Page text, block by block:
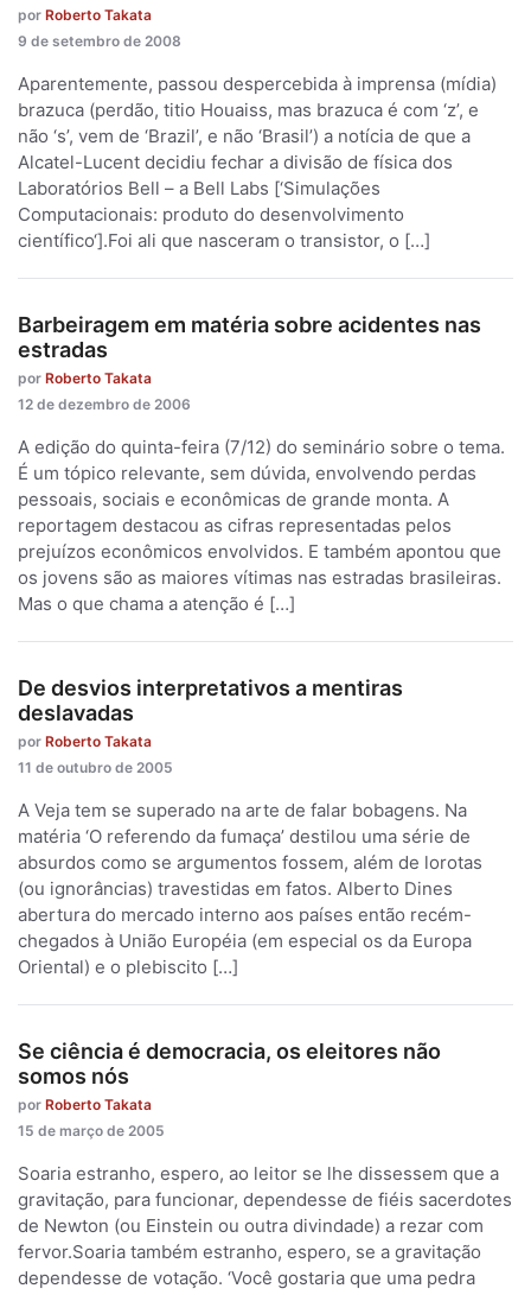
por Roberto Takata
9 de setembro de 2008
Aparentemente, passou despercebida à imprensa (mídia)
brazuca (perdão, titio Houaiss, mas brazuca é com ‘z’, e
não ‘s’, vem de ‘Brazil’, e não ‘Brasil’) a notícia de que a
Alcatel-Lucent decidiu fechar a divisão de física dos
Laboratórios Bell – a Bell Labs [‘Simulações
Computacionais: produto do desenvolvimento
científico‘].Foi ali que nasceram o transistor, o […]
Barbeiragem em matéria sobre acidentes nas
estradas
por Roberto Takata
12 de dezembro de 2006
A edição do quinta-feira (7/12) do seminário sobre o tema.
É um tópico relevante, sem dúvida, envolvendo perdas
pessoais, sociais e econômicas de grande monta. A
reportagem destacou as cifras representadas pelos
prejuízos econômicos envolvidos. E também apontou que
os jovens são as maiores vítimas nas estradas brasileiras.
Mas o que chama a atenção é […]
De desvios interpretativos a mentiras
deslavadas
por Roberto Takata
11 de outubro de 2005
A Veja tem se superado na arte de falar bobagens. Na
matéria ‘O referendo da fumaça’ destilou uma série de
absurdos como se argumentos fossem, além de lorotas
(ou ignorâncias) travestidas em fatos. Alberto Dines
abertura do mercado interno aos países então recém-
chegados à União Européia (em especial os da Europa
Oriental) e o plebiscito […]
Se ciência é democracia, os eleitores não
somos nós
por Roberto Takata
15 de março de 2005
Soaria estranho, espero, ao leitor se lhe dissessem que a
gravitação, para funcionar, dependesse de fiéis sacerdotes
de Newton (ou Einstein ou outra divindade) a rezar com
fervor.Soaria também estranho, espero, se a gravitação
dependesse de votação. ‘Você gostaria que uma pedra